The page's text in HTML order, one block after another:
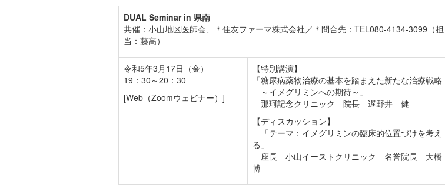
DUAL Seminar in 県南
共催：小山地区医師会、＊住友ファーマ株式会社／＊問合先：TEL080-4134-3099（担
当：藤高）
令和5年3月17日（金）
19：30～20：30
[Web（Zoomウェビナー）]
【特別講演】
「糖尿病薬物治療の基本を踏まえた新たな治療戦略
～イメグリミンへの期待～」
那珂記念クリニック 院長 遅野井 健
【ディスカッション】
「テーマ：イメグリミンの臨床的位置づけを考え
る」
座長 小山イーストクリニック 名誉院長 大橋
博